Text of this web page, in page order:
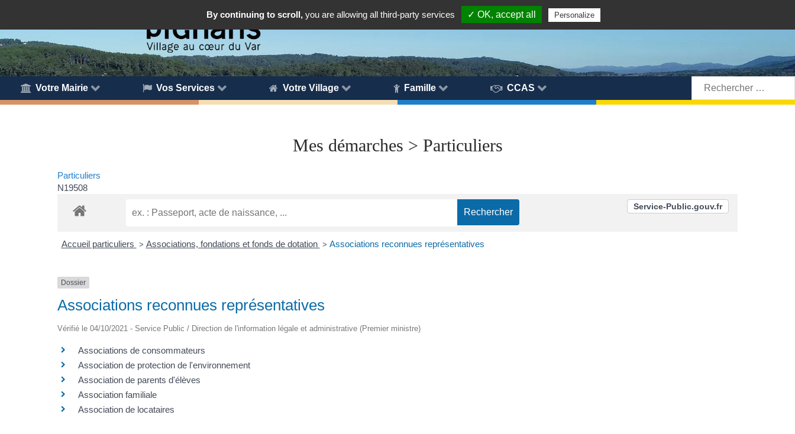
Votre Mairie Vos Services Votre Village Famille CCAS
Rechercher:
Mes démarches > Particuliers
Particuliers
N19508
Service-Public.gouv.fr
Accueil particuliers > Associations, fondations et fonds de dotation > Associations reconnues représentatives
Dossier
Associations reconnues représentatives
Vérifié le 04/10/2021 - Service Public / Direction de l'information légale et administrative (Premier ministre)
Associations de consommateurs
Association de protection de l'environnement
Association de parents d'élèves
Association familiale
Association de locataires
By continuing to scroll, you are allowing all third-party services ✓ OK, accept all Personalize